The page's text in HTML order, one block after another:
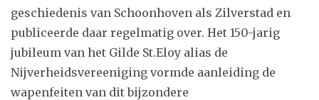
geschiedenis van Schoonhoven als Zilverstad en
publiceerde daar regelmatig over. Het 150-jarig
jubileum van het Gilde St.Eloy alias de
Nijverheidsvereeniging vormde aanleiding de
wapenfeiten van dit bijzondere